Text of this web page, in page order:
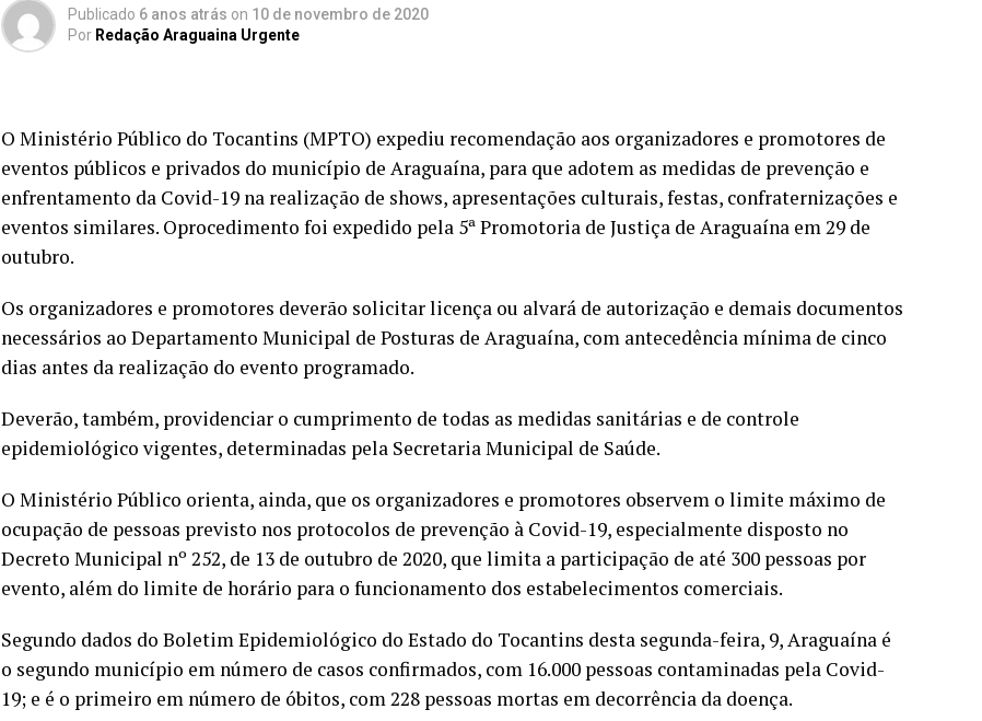
Publicado 6 anos atrás on 10 de novembro de 2020
Por Redação Araguaina Urgente
O Ministério Público do Tocantins (MPTO) expediu recomendação aos organizadores e promotores de
eventos públicos e privados do município de Araguaína, para que adotem as medidas de prevenção e
enfrentamento da Covid-19 na realização de shows, apresentações culturais, festas, confraternizações e
eventos similares. Oprocedimento foi expedido pela 5ª Promotoria de Justiça de Araguaína em 29 de
outubro.
Os organizadores e promotores deverão solicitar licença ou alvará de autorização e demais documentos
necessários ao Departamento Municipal de Posturas de Araguaína, com antecedência mínima de cinco
dias antes da realização do evento programado.
Deverão, também, providenciar o cumprimento de todas as medidas sanitárias e de controle
epidemiológico vigentes, determinadas pela Secretaria Municipal de Saúde.
O Ministério Público orienta, ainda, que os organizadores e promotores observem o limite máximo de
ocupação de pessoas previsto nos protocolos de prevenção à Covid-19, especialmente disposto no
Decreto Municipal nº 252, de 13 de outubro de 2020, que limita a participação de até 300 pessoas por
evento, além do limite de horário para o funcionamento dos estabelecimentos comerciais.
Segundo dados do Boletim Epidemiológico do Estado do Tocantins desta segunda-feira, 9, Araguaína é
o segundo município em número de casos confirmados, com 16.000 pessoas contaminadas pela Covid-
19; e é o primeiro em número de óbitos, com 228 pessoas mortas em decorrência da doença.